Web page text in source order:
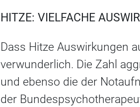
HITZE: VIELFACHE
Dass Hitze Auswirkungen
verwunderlich. Die Zahl
und ebenso die der
der